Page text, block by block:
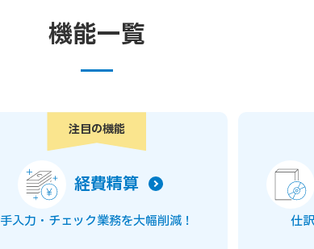
機能一覧
注目の機能
経費精算
手入力・チェック業務を大幅削減！
仕